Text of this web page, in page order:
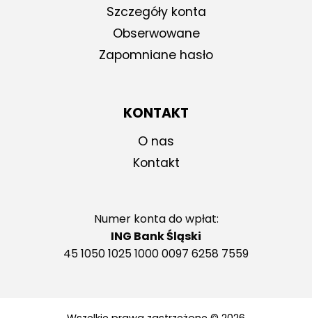
Szczegóły konta
Obserwowane
Zapomniane hasło
KONTAKT
O nas
Kontakt
Numer konta do wpłat:
ING Bank Śląski
45 1050 1025 1000 0097 6258 7559